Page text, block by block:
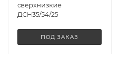
сверхнизкие
ДСН35/54/25
ПОД ЗАКАЗ